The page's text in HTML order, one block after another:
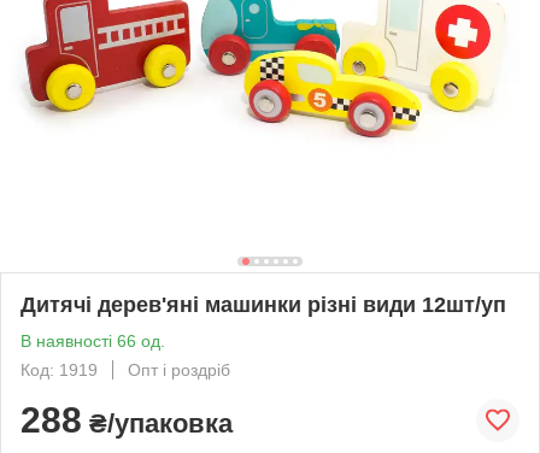
Дитячі дерев'яні машинки різні види 12шт/уп
В наявності 66 од.
Код: 1919
Опт і роздріб
288 ₴/упаковка